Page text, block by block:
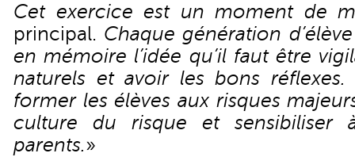
Cet exercice est un moment de
principal. Chaque génération
en mémoire l’idée qu’il faut être
naturels et avoir les bons réflexes.
former les élèves aux risques
culture du risque et sensibiliser
parents.»